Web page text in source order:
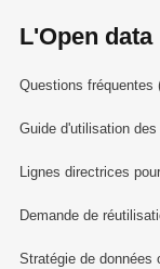
L'Open data
Questions fréquentes
Guide d'utilisation
Lignes directrices
Demande de
Stratégie de données